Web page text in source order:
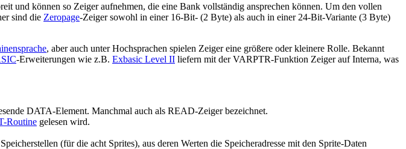
und können so Zeiger aufnehmen, die eine Bank vollständig ansprechen können. Um den vollen
sind die Zeropage-Zeiger sowohl in einer 16-Bit- (2 Byte) als auch in einer 24-Bit-Variante (3 Byte)
, aber auch unter Hochsprachen spielen Zeiger eine größere oder kleinere Rolle. Bekannt
-Erweiterungen wie z.B. Exbasic Level II liefern mit der VARPTR-Funktion Zeiger auf Interna, was
DATA-Element. Manchmal auch als READ-Zeiger bezeichnet.
Routine gelesen wird.
(für die acht Sprites), aus deren Werten die Speicheradresse mit den Sprite-Daten